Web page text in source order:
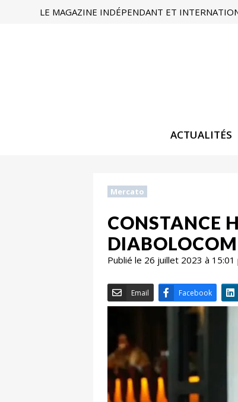
LE MAGAZINE INDÉPENDANT ET
ACTUALITÉS
Mercato
CONSTANCE
DIABOLOCOM
Publié le 26 juillet 2023 à